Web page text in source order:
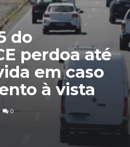
do
perdoa até
em caso
à vista
0